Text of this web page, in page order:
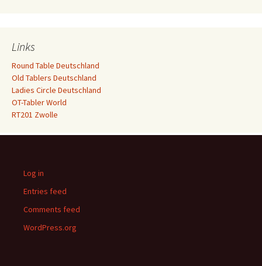
Links
Round Table Deutschland
Old Tablers Deutschland
Ladies Circle Deutschland
OT-Tabler World
RT201 Zwolle
Log in
Entries feed
Comments feed
WordPress.org